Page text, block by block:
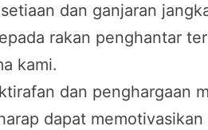
dan ganjaran
rakan penghantar
kami.
dan penghargaan
dapat